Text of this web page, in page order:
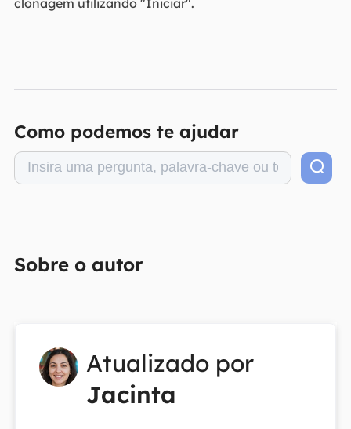
Como podemos te ajudar
Sobre o autor
Atualizado por
Jacinta